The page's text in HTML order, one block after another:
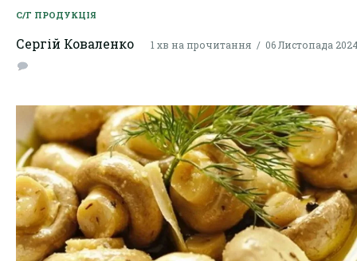
С/Г ПРОДУКЦІЯ
Сергій Коваленко 1 хв на прочитання 06 Листопада